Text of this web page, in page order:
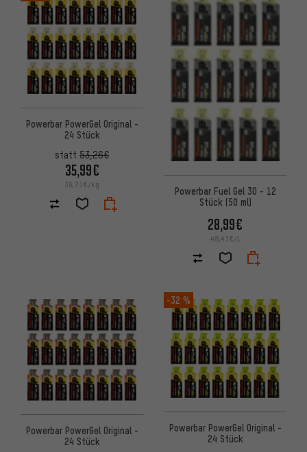
Powerbar PowerGel Original -
24 Stück
statt 53,26€
35,99€
36,71€/kg
Powerbar Fuel Gel 30 - 12
Stück (50 ml)
28,99€
48,41€/L
Powerbar PowerGel Original -
24 Stück
-32 %
Powerbar PowerGel Original -
24 Stück